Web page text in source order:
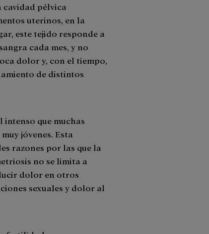
cavidad pélvica
uterinos, en la
este tejido responde a
cada mes, y no
dolor y, con el tiempo,
de distintos
que muchas
jóvenes. Esta
razones por las que la
no se limita a
dolor en otros
sexuales y dolor al